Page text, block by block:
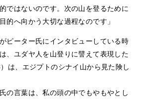
ではないのです。次の山を登るために
的へ向かう大切な過程なのです」
ピーター氏にインタビューしている時
、ユダヤ人を山登りに譬えて表現した
は、エジプトのシナイ山から見た険し
の言葉は、私の頭の中でもやもやとし